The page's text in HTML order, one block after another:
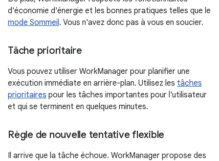
d'économie d'énergie et les bonnes pratiques telles que le
mode Sommeil. Vous n'avez donc pas à vous en soucier.
Tâche prioritaire
Vous pouvez utiliser WorkManager pour planifier une
exécution immédiate en arrière-plan. Utilisez les tâches
prioritaires pour les tâches importantes pour l'utilisateur
et qui se terminent en quelques minutes.
Règle de nouvelle tentative flexible
Il arrive que la tâche échoue. WorkManager propose des